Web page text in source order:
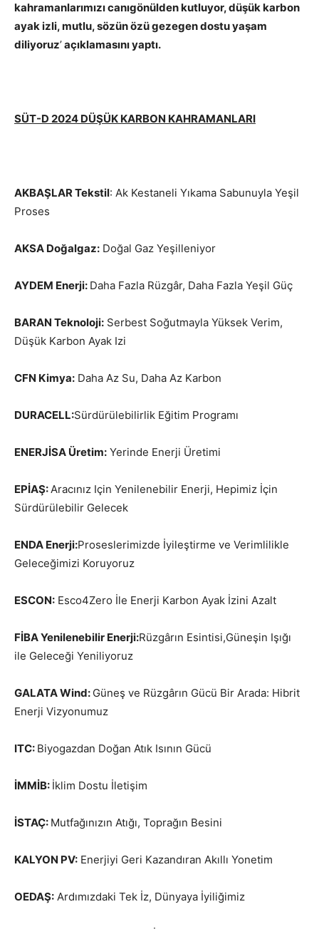
kahramanlarımızı canıgönülden kutluyor, düşük karbon
ayak izli, mutlu, sözün özü gezegen dostu yaşam
diliyoruz’açıklamasını yaptı.
SÜT-D 2024 DÜŞÜK KARBON KAHRAMANLARI
AKBAŞLAR Tekstil: Ak Kestaneli Yıkama Sabunuyla Yeşil
Proses
AKSA Doğalgaz: Doğal Gaz Yeşilleniyor
AYDEM Enerji: Daha Fazla Rüzgâr, Daha Fazla Yeşil Güç
BARAN Teknoloji: Serbest Soğutmayla Yüksek Verim,
Düşük Karbon Ayak Izi
CFN Kimya: Daha Az Su, Daha Az Karbon
DURACELL:Sürdürülebilirlik Eğitim Programı
ENERJİSA Üretim: Yerinde Enerji Üretimi
EPİAŞ:Aracınız Için Yenilenebilir Enerji, Hepimiz İçin
Sürdürülebilir Gelecek
ENDA Enerji:Proseslerimizde İyileştirme ve Verimlilikle
Geleceğimizi Koruyoruz
ESCON: Esco4Zero İle Enerji Karbon Ayak İzini Azalt
FİBA Yenilenebilir Enerji:Rüzgârın Esintisi,Güneşin Işığı
ile Geleceği Yeniliyoruz
GALATA Wind: Güneş ve Rüzgârın Gücü Bir Arada: Hibrit
Enerji Vizyonumuz
ITC: Biyogazdan Doğan Atık Isının Gücü
İMMİB: İklim Dostu İletişim
İSTAÇ: Mutfağınızın Atığı, Toprağın Besini
KALYON PV: Enerjiyi Geri Kazandıran Akıllı Yonetim
OEDAŞ: Ardımızdaki Tek İz, Dünyaya İyiliğimiz